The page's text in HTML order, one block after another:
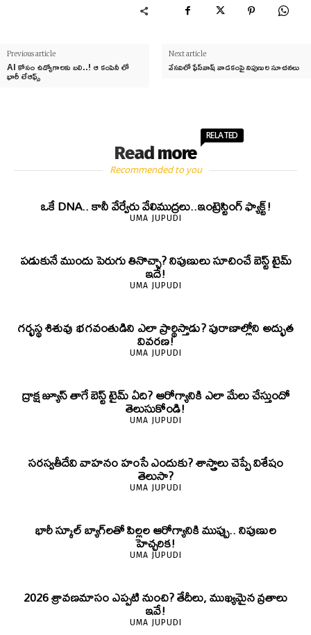
Previous article
AI కోసం ఉద్యోగాలకు బలి..! ఆ కంపెనీ లో
భారీ లేఆఫ్స్
Next article
వేసవిలో ఫేస్‌వాష్ వాడకంపై నిపుణుల సూచనలు
Read more
RELATED
Recommended to you
ఒకే DNA.. కానీ వేర్వేరు వేలిముద్రలు..ఇంట్రెస్టింగ్ ఫ్యాక్ట్!
UMA JUPUDI
పడుకునే ముందు పెరుగు తినొచ్చా? నిపుణులు సూచించే బెస్ట్ టైమ్
ఇదే!
UMA JUPUDI
గర్భస్థ శిశువు భగవంతుడిని ఎలా ప్రార్థిస్తాడు? పురాణాల్లోని అద్భుత
వివరణ!
UMA JUPUDI
ద్రాక్ష జ్యూస్ తాగే బెస్ట్ టైమ్ ఏది? ఆరోగ్యానికి ఎలా మేలు చేస్తుందో
తెలుసుకోండి!
UMA JUPUDI
సరస్వతీదేవి వాహనం హంసే ఎందుకు? శాస్త్రాలు చెప్పే విశేషం
తెలుసా?
UMA JUPUDI
భారీ స్కూల్ బ్యాగ్‌లతో పిల్లల ఆరోగ్యానికి ముప్పు.. నిపుణుల
హెచ్చరిక!
UMA JUPUDI
2026 శ్రావణమాసం ఎప్పటి నుంచి? తేదీలు, ముఖ్యమైన వ్రతాలు
ఇవే!
UMA JUPUDI